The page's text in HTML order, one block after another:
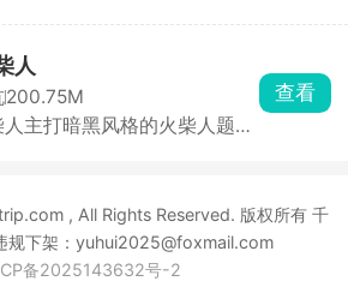
一系列的谜题，触发更多的
蛋，与章鱼哥、海绵宝宝等
动剧情，不同的选择还会影
向。
人
200.75M
主打暗黑风格的火柴人题
动战斗、积累奖励，上线即
松变强。四大职业可选，各
能与定位，合理搭配能打出一
二的效果。
查看
, All Rights Reserved. 版权所有 千
规下架：yuhui2025@foxmail.com
备2025143632号-2